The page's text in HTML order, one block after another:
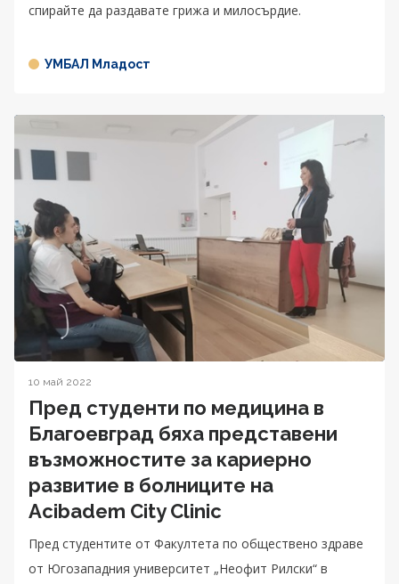
спирайте да раздавате грижа и милосърдие.
УМБАЛ Младост
10 май 2022
Пред студенти по медицина в
Благоевград бяха представени
възможностите за кариерно
развитие в болниците на
Acibadem City Clinic
Пред студентите от Факултета по обществено здраве
от Югозападния университет „Неофит Рилски“ в